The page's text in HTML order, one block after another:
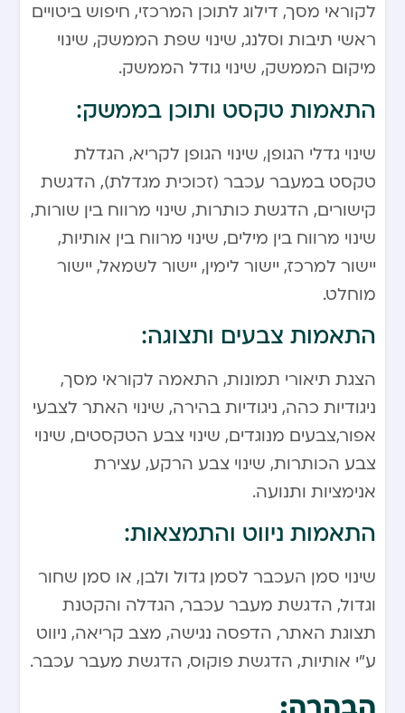
לקוראי מסך, דילוג לתוכן המרכזי, חיפוש ביטויים
ראשי תיבות וסלנג, שינוי שפת הממשק, שינוי
מיקום הממשק, שינוי גודל הממשק.
התאמות טקסט ותוכן בממשק:
שינוי גדלי הגופן, שינוי הגופן לקריא, הגדלת
טקסט במעבר עכבר (זכוכית מגדלת), הדגשת
קישורים, הדגשת כותרות, שינוי מרווח בין שורות,
שינוי מרווח בין מילים, שינוי מרווח בין אותיות,
יישור למרכז, יישור לימין, יישור לשמאל, יישור
מוחלט.
התאמות צבעים ותצוגה:
הצגת תיאורי תמונות, התאמה לקוראי מסך,
ניגודיות כהה, ניגודיות בהירה, שינוי האתר לצבעי
אפור,צבעים מנוגדים, שינוי צבע הטקסטים, שינוי
צבע הכותרות, שינוי צבע הרקע, עצירת
אנימציות ותנועה.
התאמות ניווט והתמצאות:
שינוי סמן העכבר לסמן גדול ולבן, או סמן שחור
וגדול, הדגשת מעבר עכבר, הגדלה והקטנת
תצוגת האתר, הדפסה נגישה, מצב קריאה, ניווט
ע”י אותיות, הדגשת פוקוס, הדגשת מעבר עכבר.